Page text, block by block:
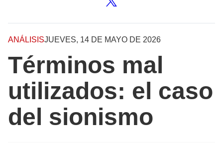
ANÁLISISJUEVES, 14 DE MAYO DE 2026
Términos mal
utilizados: el caso
del sionismo